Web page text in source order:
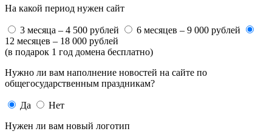
На какой период нужен сайт
3 месяца – 4 500 рублей
6 месяцев – 9 000 рублей
12 месяцев – 18 000 рублей
(в подарок 1 год домена бесплатно)
Нужно ли вам наполнение новостей на сайте по
общегосударственным праздникам?
Да
Нет
Нужен ли вам новый логотип